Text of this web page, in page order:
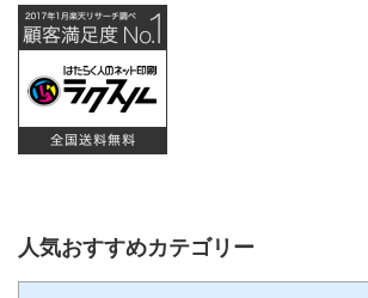
人気おすすめカテゴリー